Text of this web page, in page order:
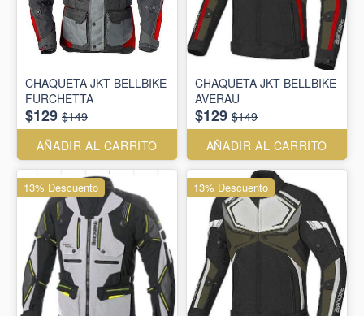
CHAQUETA JKT BELLBIKE
FURCHETTA
$129 $149
AÑADIR AL CARRITO
CHAQUETA JKT BELLBIKE
AVERAU
$129 $149
AÑADIR AL CARRITO
13% Descuento 13% Descuento